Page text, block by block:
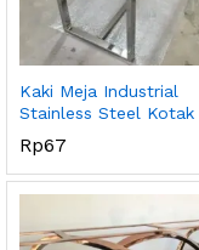
Kaki Meja Industrial
Stainless Steel Kotak
Rp67